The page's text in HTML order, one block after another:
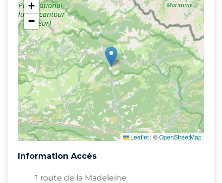
+
−
Leaflet | ©OpenStreetMap
Information Accès
1 route de la Madeleine